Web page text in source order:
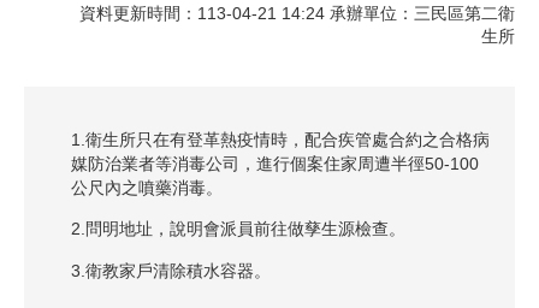
資料更新時間：113-04-21 14:24 承辦單位：三民區第二衛
生所
1.衛生所只在有登革熱疫情時，配合疾管處合約之合格病
媒防治業者等消毒公司，進行個案住家周遭半徑50-100
公尺內之噴藥消毒。
2.問明地址，說明會派員前往做孳生源檢查。
3.衛教家戶清除積水容器。